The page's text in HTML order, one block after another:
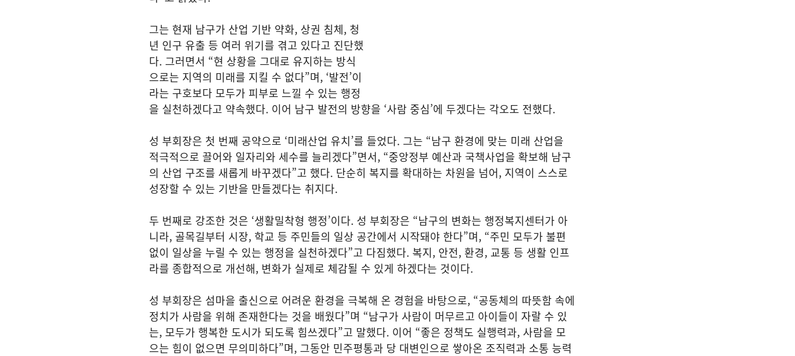
그는 현재 남구가 산업 기반 약화, 상권 침체, 청
년 인구 유출 등 여러 위기를 겪고 있다고 진단했
다. 그러면서 “현 상황을 그대로 유지하는 방식
으로는 지역의 미래를 지킬 수 없다”며, ‘발전’이
라는 구호보다 모두가 피부로 느낄 수 있는 행정
을 실천하겠다고 약속했다. 이어 남구 발전의 방향을 ‘사람 중심’에 두겠다는 각오도 전했다.
성 부회장은 첫 번째 공약으로 ‘미래산업 유치’를 들었다. 그는 “남구 환경에 맞는 미래 산업을
적극적으로 끌어와 일자리와 세수를 늘리겠다”면서, “중앙정부 예산과 국책사업을 확보해 남구
의 산업 구조를 새롭게 바꾸겠다”고 했다. 단순히 복지를 확대하는 차원을 넘어, 지역이 스스로
성장할 수 있는 기반을 만들겠다는 취지다.
두 번째로 강조한 것은 ‘생활밀착형 행정’이다. 성 부회장은 “남구의 변화는 행정복지센터가 아
니라, 골목길부터 시장, 학교 등 주민들의 일상 공간에서 시작돼야 한다”며, “주민 모두가 불편
없이 일상을 누릴 수 있는 행정을 실천하겠다”고 다짐했다. 복지, 안전, 환경, 교통 등 생활 인프
라를 종합적으로 개선해, 변화가 실제로 체감될 수 있게 하겠다는 것이다.
성 부회장은 섬마을 출신으로 어려운 환경을 극복해 온 경험을 바탕으로, “공동체의 따뜻함 속에
정치가 사람을 위해 존재한다는 것을 배웠다”며 “남구가 사람이 머무르고 아이들이 자랄 수 있
는, 모두가 행복한 도시가 되도록 힘쓰겠다”고 말했다. 이어 “좋은 정책도 실행력과, 사람을 모
으는 힘이 없으면 무의미하다”며, 그동안 민주평통과 당 대변인으로 쌓아온 조직력과 소통 능력